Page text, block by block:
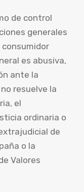
de control
generales
es abusiva,
ante la
resuelve la
el
ordinaria o
de
o la
Valores